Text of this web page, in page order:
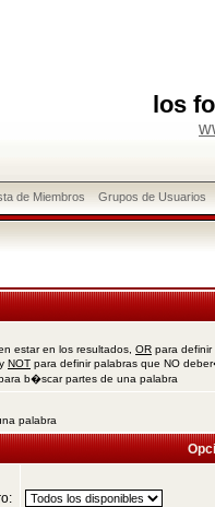
los
de Miembros Grupos de Usuarios
estar en los resultados, OR para definir
NOT para definir palabras que NO
b�scar partes de una palabra
palabra